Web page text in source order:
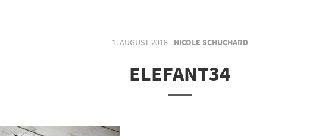
1. AUGUST 2018 - NICOLE SCHUCHARD
ELEFANT34